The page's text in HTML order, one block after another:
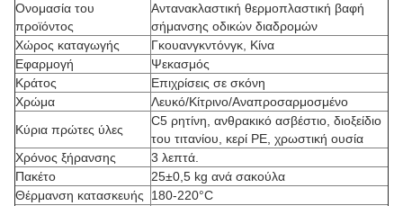
Ονομασία του
προϊόντος
Αντανακλαστική θερμοπλαστική βαφή
σήμανσης οδικών διαδρομών
Χώρος καταγωγής
Γκουανγκντόνγκ, Κίνα
Εφαρμογή
Ψεκασμός
Κράτος
Επιχρίσεις σε σκόνη
Χρώμα
Λευκό/Κίτρινο/Αναπροσαρμοσμένο
Κύρια πρώτες ύλες
C5 ρητίνη, ανθρακικό ασβέστιο, διοξείδιο
του τιτανίου, κερί PE, χρωστική ουσία
Χρόνος ξήρανσης
3 λεπτά.
Πακέτο
25±0,5 kg ανά σακούλα
Θέρμανση κατασκευής
180-220°C